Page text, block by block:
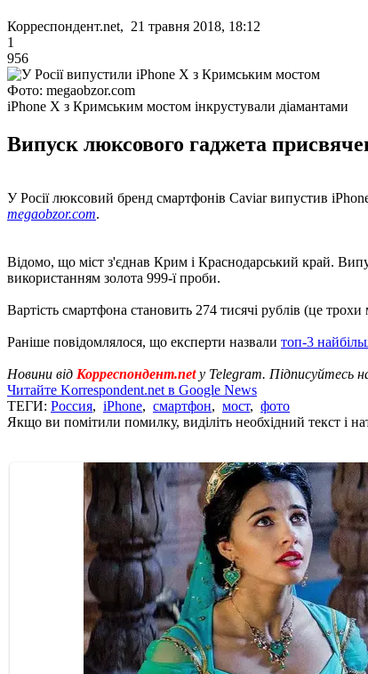
Корреспондент.net, 21 травня 2018, 18:12
1
956
Фото: megaobzor.com
iPhone X з Кримським мостом інкрустували діамантами
Випуск люксового гаджета
У Росії люксовий бренд смартфонів Caviar випустив
megaobzor.com.
Відомо, що міст з'єднав Крим і Краснодарський край.
використанням золота 999-ї проби.
Вартість смартфона становить 274 тисячі рублів (це
Раніше повідомлялося, що експерти назвали топ-3
Новини від Корреспондент.netу Telegram. Підписуйтесь
Читайте Korrespondent.net в Google News
ТЕГИ: Россия, iPhone, смартфон, мост, фото
Якщо ви помітили помилку, виділіть необхідний текст і